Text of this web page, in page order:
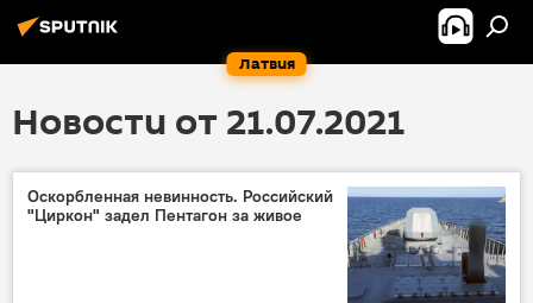
Латвия
Новости от 21.07.2021
Оскорбленная невинность. Российский
"Циркон" задел Пентагон за живое